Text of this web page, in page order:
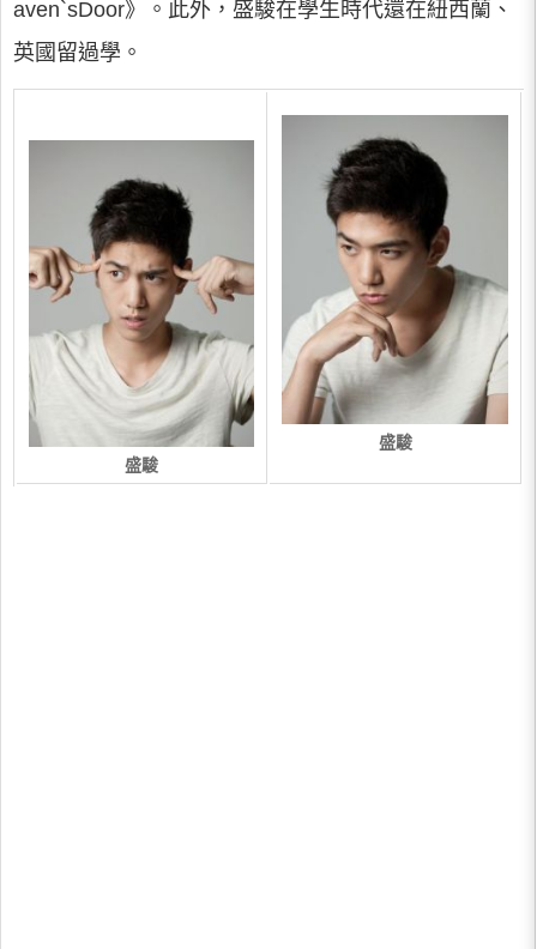
aven`sDoor》。此外，盛駿在學生時代還在紐西蘭、
英國留過學。
盛駿
盛駿​